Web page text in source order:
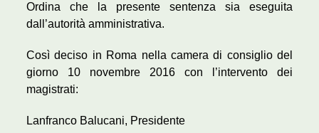
Ordina che la presente sentenza sia eseguita
dall’autorità amministrativa.
Così deciso in Roma nella camera di consiglio del
giorno 10 novembre 2016 con l’intervento dei
magistrati:
Lanfranco Balucani, Presidente